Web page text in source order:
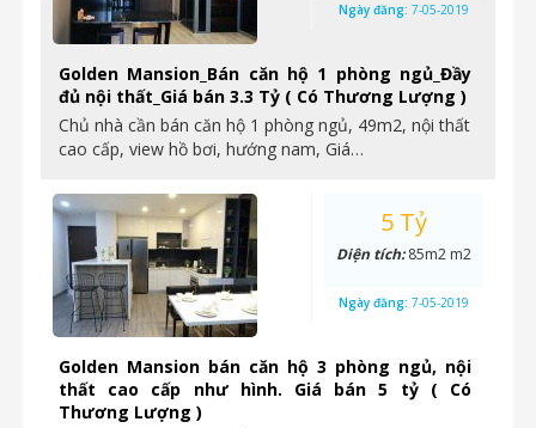
Golden Mansion_Bán căn hộ 1 phòng ngủ_Đầy
đủ nội thất_Giá bán 3.3 Tỷ ( Có Thương Lượng )
Chủ nhà cần bán căn hộ 1 phòng ngủ, 49m2, nội thất
cao cấp, view hồ bơi, hướng nam, Giá…
Ngày đăng: 7-05-2019
Golden Mansion bán căn hộ 3 phòng ngủ, nội
thất cao cấp như hình. Giá bán 5 tỷ ( Có
Thương Lượng )
5 Tỷ
Diện tích:85m2 m2
Ngày đăng: 7-05-2019